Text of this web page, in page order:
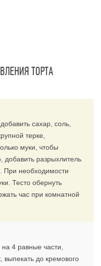
ТОРТА
сахар, соль,
терке,
муки, чтобы
добавить разрыхлитель
При необходимости
Тесто обернуть
час при комнатной
на 4 равные части,
выпекать до кремового